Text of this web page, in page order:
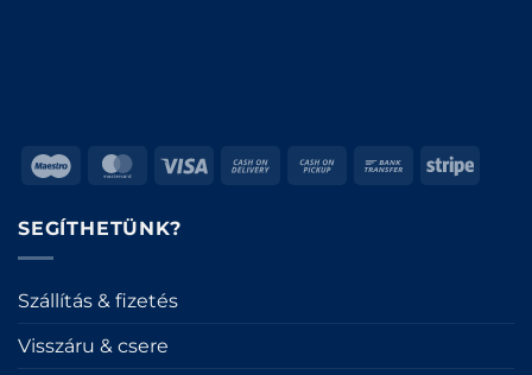
Maestro MasterCard
Visa
Cash
Cash
Bank
Stripe
SEGÍTHETÜNK?
Szállítás & fizetés
Visszáru & csere